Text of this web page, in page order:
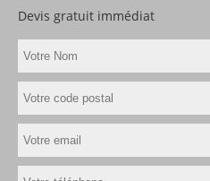
Devis gratuit immédiat